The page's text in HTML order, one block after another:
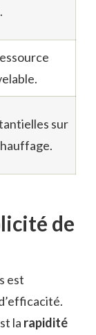
sur
de
est
la rapidité